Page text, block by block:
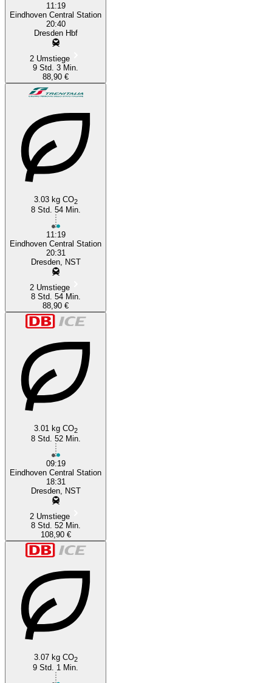
11:19
Eindhoven Central Station
20:40
Dresden Hbf
2 Umstiege
9 Std. 3 Min.
88,90 €
3.03 kg CO2
8 Std. 54 Min.
11:19
Eindhoven Central Station
20:31
Dresden, NST
2 Umstiege
8 Std. 54 Min.
88,90 €
3.01 kg CO2
8 Std. 52 Min.
09:19
Eindhoven Central Station
18:31
Dresden, NST
2 Umstiege
8 Std. 52 Min.
108,90 €
3.07 kg CO2
9 Std. 1 Min.